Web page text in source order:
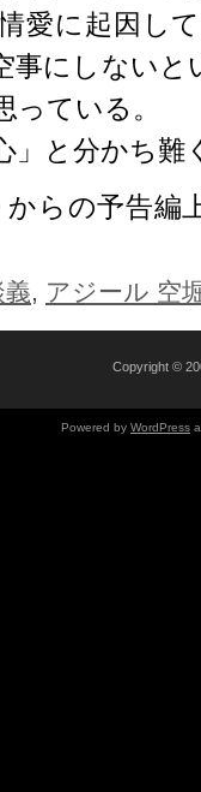
愛に起因し
事にしないと
っている。
」と分かち難
らの予告編
, アジール 空
Copyright ©
Powered by WordPress